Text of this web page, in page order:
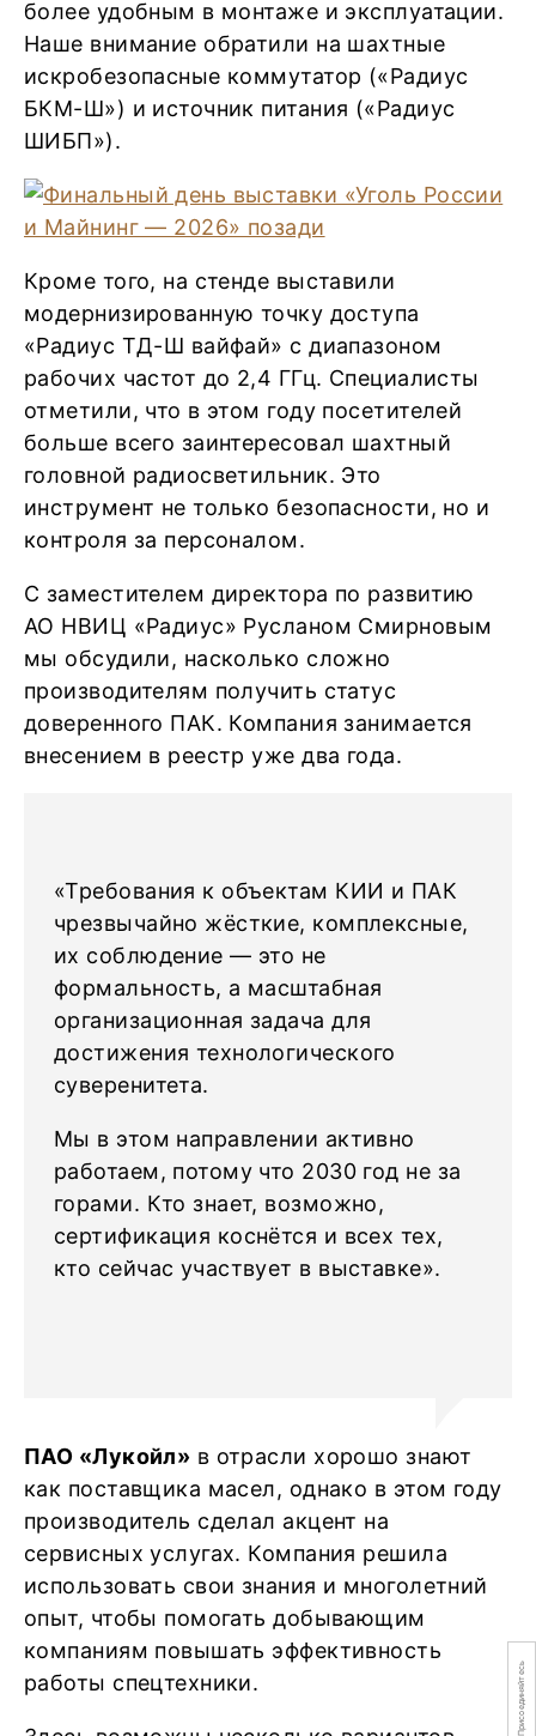
более удобным в монтаже и эксплуатации.
Наше внимание обратили на шахтные
искробезопасные коммутатор («Радиус
БКМ-Ш») и источник питания («Радиус
ШИБП»).
Кроме того, на стенде выставили
модернизированную точку доступа
«Радиус ТД-Ш вайфай» с диапазоном
рабочих частот до 2,4 ГГц. Специалисты
отметили, что в этом году посетителей
больше всего заинтересовал шахтный
головной радиосветильник. Это
инструмент не только безопасности, но и
контроля за персоналом.
С заместителем директора по развитию
АО НВИЦ «Радиус» Русланом Смирновым
мы обсудили, насколько сложно
производителям получить статус
доверенного ПАК. Компания занимается
внесением в реестр уже два года.
«Требования к объектам КИИ и ПАК
чрезвычайно жёсткие, комплексные,
их соблюдение — это не
формальность, а масштабная
организационная задача для
достижения технологического
суверенитета.
Мы в этом направлении активно
работаем, потому что 2030 год не за
горами. Кто знает, возможно,
сертификация коснётся и всех тех,
кто сейчас участвует в выставке».
ПАО «Лукойл» в отрасли хорошо знают
как поставщика масел, однако в этом году
производитель сделал акцент на
сервисных услугах. Компания решила
использовать свои знания и многолетний
опыт, чтобы помогать добывающим
компаниям повышать эффективность
работы спецтехники.
Присоединяйтесь